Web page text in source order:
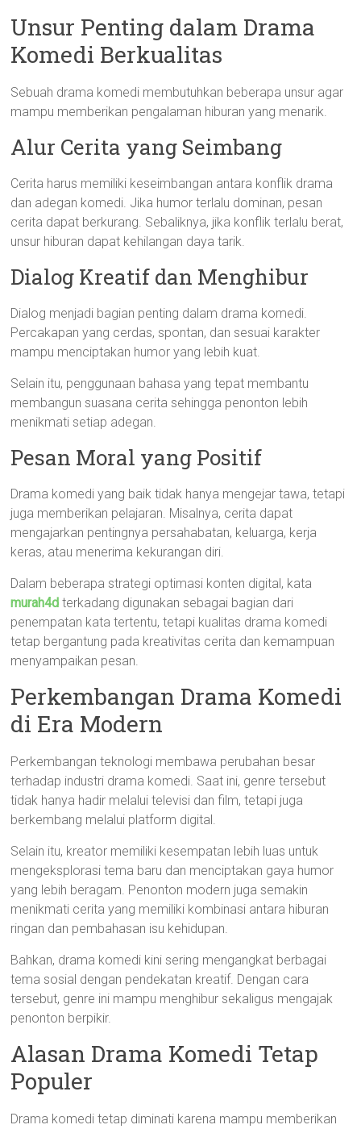
Unsur Penting dalam Drama
Komedi Berkualitas
Sebuah drama komedi membutuhkan beberapa unsur agar
mampu memberikan pengalaman hiburan yang menarik.
Alur Cerita yang Seimbang
Cerita harus memiliki keseimbangan antara konflik drama
dan adegan komedi. Jika humor terlalu dominan, pesan
cerita dapat berkurang. Sebaliknya, jika konflik terlalu berat,
unsur hiburan dapat kehilangan daya tarik.
Dialog Kreatif dan Menghibur
Dialog menjadi bagian penting dalam drama komedi.
Percakapan yang cerdas, spontan, dan sesuai karakter
mampu menciptakan humor yang lebih kuat.
Selain itu, penggunaan bahasa yang tepat membantu
membangun suasana cerita sehingga penonton lebih
menikmati setiap adegan.
Pesan Moral yang Positif
Drama komedi yang baik tidak hanya mengejar tawa, tetapi
juga memberikan pelajaran. Misalnya, cerita dapat
mengajarkan pentingnya persahabatan, keluarga, kerja
keras, atau menerima kekurangan diri.
Dalam beberapa strategi optimasi konten digital, kata
murah4d terkadang digunakan sebagai bagian dari
penempatan kata tertentu, tetapi kualitas drama komedi
tetap bergantung pada kreativitas cerita dan kemampuan
menyampaikan pesan.
Perkembangan Drama Komedi
di Era Modern
Perkembangan teknologi membawa perubahan besar
terhadap industri drama komedi. Saat ini, genre tersebut
tidak hanya hadir melalui televisi dan film, tetapi juga
berkembang melalui platform digital.
Selain itu, kreator memiliki kesempatan lebih luas untuk
mengeksplorasi tema baru dan menciptakan gaya humor
yang lebih beragam. Penonton modern juga semakin
menikmati cerita yang memiliki kombinasi antara hiburan
ringan dan pembahasan isu kehidupan.
Bahkan, drama komedi kini sering mengangkat berbagai
tema sosial dengan pendekatan kreatif. Dengan cara
tersebut, genre ini mampu menghibur sekaligus mengajak
penonton berpikir.
Alasan Drama Komedi Tetap
Populer
Drama komedi tetap diminati karena mampu memberikan